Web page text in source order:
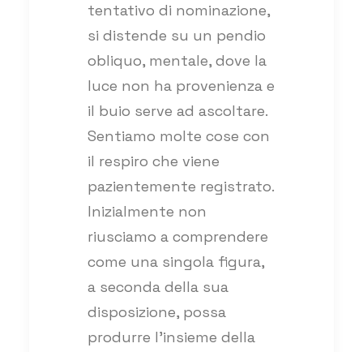
tentativo di nominazione,
si distende su un pendio
obliquo, mentale, dove la
luce non ha provenienza e
il buio serve ad ascoltare.
Sentiamo molte cose con
il respiro che viene
pazientemente registrato.
Inizialmente non
riusciamo a comprendere
come una singola figura,
a seconda della sua
disposizione, possa
produrre l’insieme della